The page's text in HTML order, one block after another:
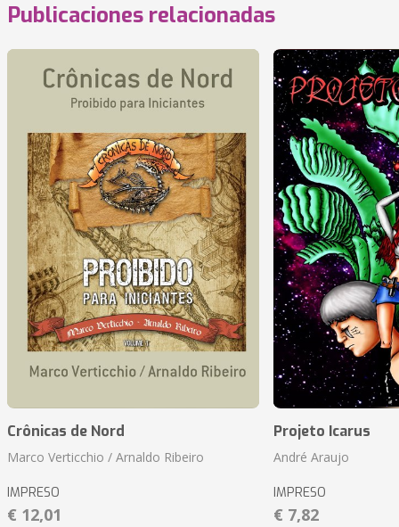
Publicaciones relacionadas
Crônicas de Nord
Marco Verticchio / Arnaldo Ribeiro
IMPRESO
€ 12,01
Projeto Icarus
André Araujo
IMPRESO
€ 7,82